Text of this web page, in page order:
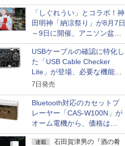
一フレーム採用
「しぐれうい」とコラボ！神
田明神「納涼祭り」が8月7日
～9日に開催、アニソン盆踊
りや屋台グルメなどもあり
USBケーブルの確認に特化し
た「USB Cable Checker
Lite」が登場、必要な機能を
凝縮しコンパクトに
7日発売
Bluetooth対応のカセットプ
レーヤー「CAS-W100N」が
オーム電機から、価格は
5,940円
連載
石田賀津男の『酒の肴